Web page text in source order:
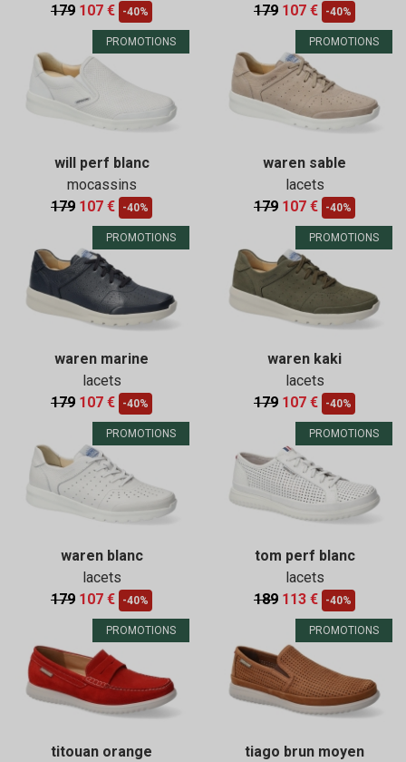
179 107 € -40%
179 107 € -40%
PROMOTIONS
will perf blanc
mocassins
179 107 € -40%
PROMOTIONS
waren sable
lacets
179 107 € -40%
PROMOTIONS
waren marine
lacets
179 107 € -40%
PROMOTIONS
waren kaki
lacets
179 107 € -40%
PROMOTIONS
waren blanc
lacets
179 107 € -40%
PROMOTIONS
tom perf blanc
lacets
189 113 € -40%
PROMOTIONS
titouan orange
PROMOTIONS
tiago brun moyen